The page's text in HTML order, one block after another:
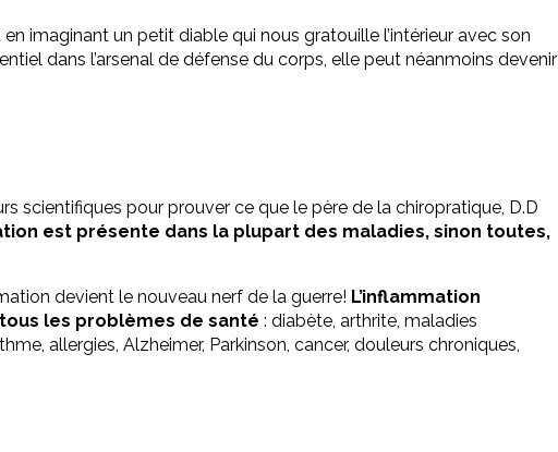
imaginant un petit diable qui nous gratouille l’intérieur avec son
dans l’arsenal de défense du corps, elle peut néanmoins devenir
scientifiques pour prouver ce que le père de la chiropratique, D.D
est présente dans la plupart des maladies, sinon toutes,
devient le nouveau nerf de la guerre! L’inflammation
les problèmes de santé : diabète, arthrite, maladies
allergies, Alzheimer, Parkinson, cancer, douleurs chroniques,